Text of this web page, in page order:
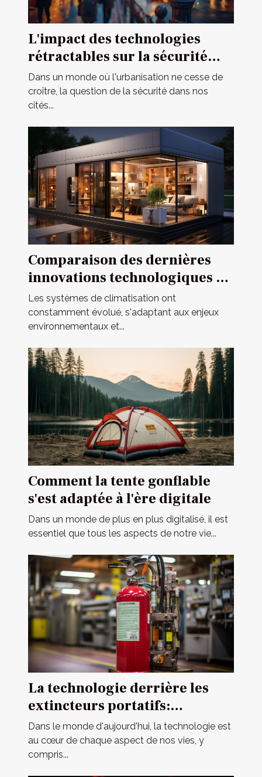
L'impact des technologies
rétractables sur la sécurité
urbaine
Dans un monde où l'urbanisation ne cesse de
croître, la question de la sécurité dans nos
cités...
Comparaison des dernières
innovations technologiques en
matière de systèmes de
climatisation
Les systèmes de climatisation ont
constamment évolué, s'adaptant aux enjeux
environnementaux et...
Comment la tente gonflable
s'est adaptée à l'ère digitale
Dans un monde de plus en plus digitalisé, il est
essentiel que tous les aspects de notre vie...
La technologie derrière les
extincteurs portatifs:
Comment ça marche?
Dans le monde d'aujourd'hui, la technologie est
au cœur de chaque aspect de nos vies, y
compris...